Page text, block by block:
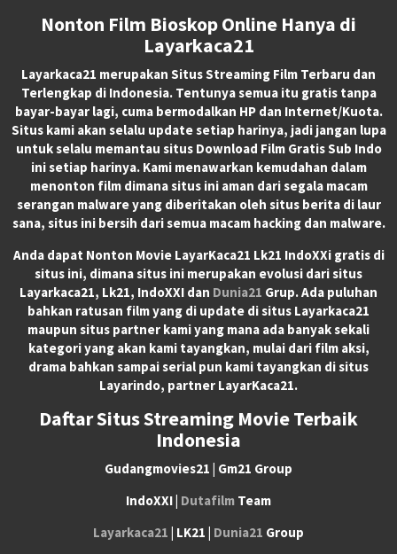
Nonton Film Bioskop Online Hanya di
Layarkaca21
Layarkaca21 merupakan Situs Streaming Film Terbaru dan
Terlengkap di Indonesia. Tentunya semua itu gratis tanpa
bayar-bayar lagi, cuma bermodalkan HP dan Internet/Kuota.
Situs kami akan selalu update setiap harinya, jadi jangan lupa
untuk selalu memantau situs Download Film Gratis Sub Indo
ini setiap harinya. Kami menawarkan kemudahan dalam
menonton film dimana situs ini aman dari segala macam
serangan malware yang diberitakan oleh situs berita di laur
sana, situs ini bersih dari semua macam hacking dan malware.
Anda dapat Nonton Movie LayarKaca21 Lk21 IndoXXigratis di
situs ini, dimana situs ini merupakan evolusi dari situs
Layarkaca21, Lk21, IndoXXI dan Dunia21 Grup. Ada puluhan
bahkan ratusan film yang di update di situs Layarkaca21
maupun situs partner kami yang mana ada banyak sekali
kategori yang akan kami tayangkan, mulai dari film aksi,
drama bahkan sampai serial pun kami tayangkan di situs
Layarindo, partner LayarKaca21.
Daftar Situs Streaming Movie Terbaik
Indonesia
Gudangmovies21 | Gm21 Group
IndoXXI | Dutafilm Team
Layarkaca21 | LK21 | Dunia21 Group